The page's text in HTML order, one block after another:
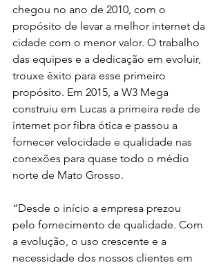
chegou no ano de 2010, com o
propósito de levar a melhor internet da
cidade com o menor valor. O trabalho
das equipes e a dedicação em evoluir,
trouxe êxito para esse primeiro
propósito. Em 2015, a W3 Mega
construiu em Lucas a primeira rede de
internet por fibra ótica e passou a
fornecer velocidade e qualidade nas
conexões para quase todo o médio
norte de Mato Grosso.
“Desde o início a empresa prezou
pelo fornecimento de qualidade. Com
a evolução, o uso crescente e a
necessidade dos nossos clientes em